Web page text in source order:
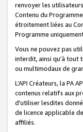
renvoyer les
Contenu du
étroitement liées au
Programme
Vous ne pouvez pas
interdit, ainsi qu’à tout
ou multimodaux de
L’API Créateurs, la PA
contenus relatifs aux
d'utiliser lesdites
de licence applicable
affiliés.